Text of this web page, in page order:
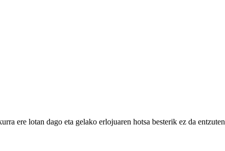
ere lotan dago eta gelako erlojuaren hotsa besterik ez da